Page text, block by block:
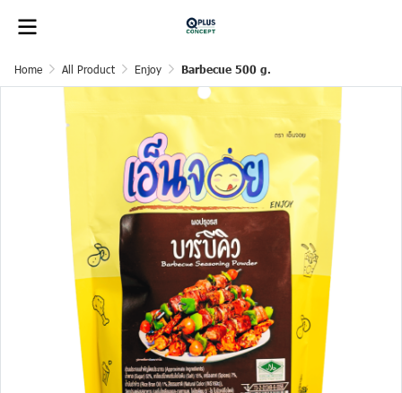
Home All Product Enjoy Barbecue 500 g.